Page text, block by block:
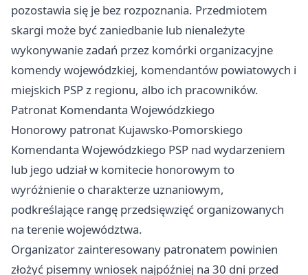
pozostawia się je bez rozpoznania. Przedmiotem
skargi może być zaniedbanie lub nienależyte
wykonywanie zadań przez komórki organizacyjne
komendy wojewódzkiej, komendantów powiatowych i
miejskich PSP z regionu, albo ich pracowników.
Patronat Komendanta Wojewódzkiego
Honorowy patronat Kujawsko-Pomorskiego
Komendanta Wojewódzkiego PSP nad wydarzeniem
lub jego udział w komitecie honorowym to
wyróżnienie o charakterze uznaniowym,
podkreślające rangę przedsięwzięć organizowanych
na terenie województwa.
Organizator zainteresowany patronatem powinien
złożyć pisemny wniosek najpóźniej na 30 dni przed